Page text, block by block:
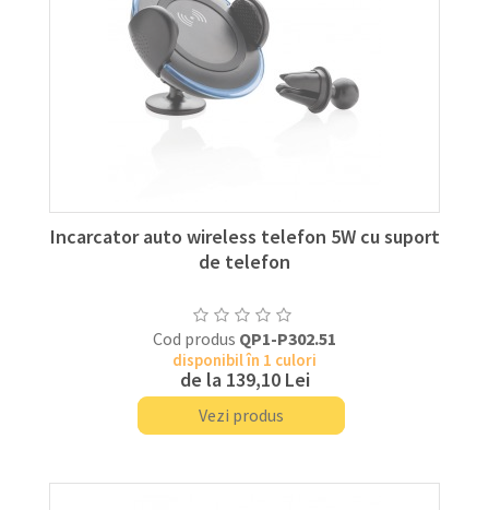
Incarcator auto wireless telefon 5W cu suport
de telefon
Cod produs QP1-P302.51
disponibil în 1 culori
de la 139,10 Lei
Vezi produs